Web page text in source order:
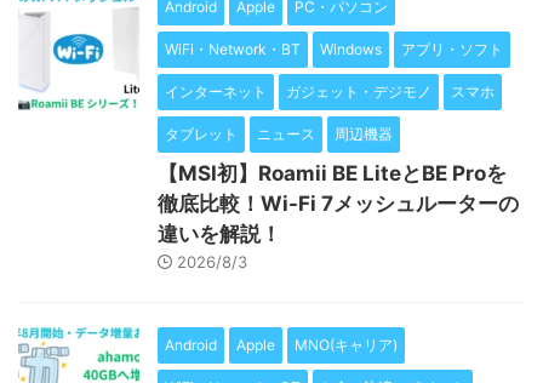
Android Apple PC・パソコン
WiFi・Network・BT Windows アプリ・ソフト
インターネット ガジェット・デジモノ スマホ
タブレット ニュース 周辺機器
【MSI初】Roamii BE LiteとBE Proを
徹底比較！Wi-Fi 7メッシュルーターの
違いを解説！
2026/8/3
Android Apple MNO(キャリア)